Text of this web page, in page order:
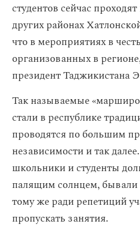
студентов сейчас
других районах
что в мероприятиях в
организованных в
президент Таджикистана
Так называемые
стали в республике
проводятся по большим
независимости и так
школьники и студенты
палящим солнцем, бывали
тому же ради репетиций
пропускать занятия.